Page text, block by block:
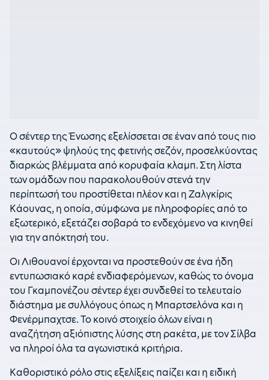
Ο σέντερ της Ένωσης εξελίσσεται σε έναν από τους πιο
«καυτούς» ψηλούς της φετινής σεζόν, προσελκύοντας
διαρκώς βλέμματα από κορυφαία κλαμπ. Στη λίστα
των ομάδων που παρακολουθούν στενά την
περίπτωσή του προστίθεται πλέον και η Ζαλγκίρις
Κάουνας, η οποία, σύμφωνα με πληροφορίες από το
εξωτερικό, εξετάζει σοβαρά το ενδεχόμενο να κινηθεί
για την απόκτησή του.
Οι Λιθουανοί έρχονται να προστεθούν σε ένα ήδη
εντυπωσιακό καρέ ενδιαφερόμενων, καθώς το όνομα
του Γκαμπονέζου σέντερ έχει συνδεθεί το τελευταίο
διάστημα με συλλόγους όπως η Μπαρτσελόνα και η
Φενέρμπαχτσε. Το κοινό στοιχείο όλων είναι η
αναζήτηση αξιόπιστης λύσης στη ρακέτα, με τον Σίλβα
να πληροί όλα τα αγωνιστικά κριτήρια.
Καθοριστικό ρόλο στις εξελίξεις παίζει και η ειδική